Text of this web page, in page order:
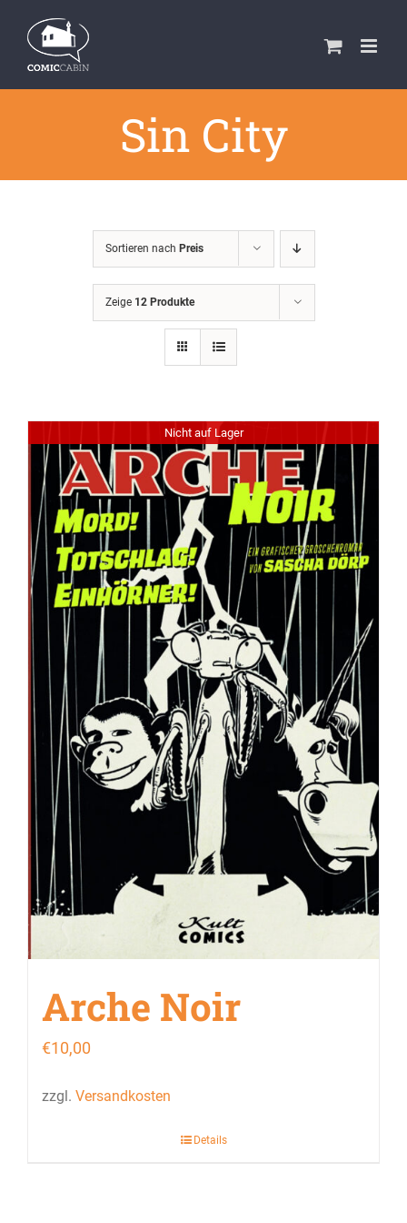
Inhalt
springen
Sin City
Sortieren nach Preis
Zeige 12 Produkte
Nicht auf Lager
Arche Noir
€10,00
zzgl. Versandkosten
Details